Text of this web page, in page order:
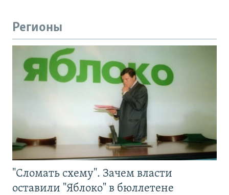
Регионы
"Сломать схему". Зачем власти
оставили "Яблоко" в бюллетене